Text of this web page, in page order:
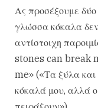
Ας προσέξουμε
γλώσσα κόκαλα δεν
αντίστοιχη
stones can break
me» («Τα ξύλα
κόκαλά μου, αλλά